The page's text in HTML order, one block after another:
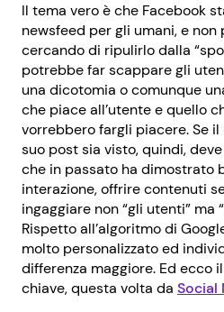
Il tema vero è che Facebook
newsfeed per gli umani, e non
cercando di ripulirlo dalla
potrebbe far scappare gli
una dicotomia o comunque
che piace all’utente e quello
vorrebbero fargli piacere. Se
suo post sia visto, quindi,
che in passato ha dimostrato
interazione, offrire contenuti
ingaggiare non “gli utenti” ma
Rispetto all’algoritmo di
molto personalizzato ed
differenza maggiore. Ed ecco
chiave, questa volta da Social